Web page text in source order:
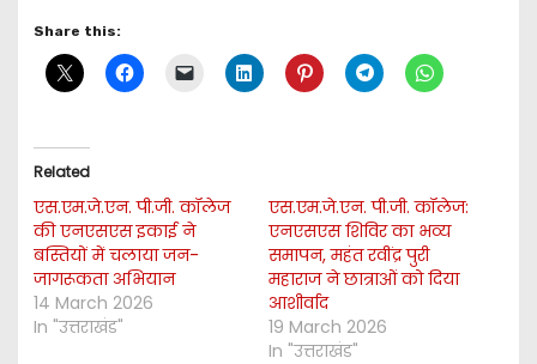
Share this:
Related
एस.एम.जे.एन. पी.जी. कॉलेज
की एनएसएस इकाई ने
बस्तियों में चलाया जन-
जागरूकता अभियान
14 March 2026
In "उत्तराखंड"
एस.एम.जे.एन. पी.जी. कॉलेज:
एनएसएस शिविर का भव्य
समापन, महंत रवींद्र पुरी
महाराज ने छात्राओं को दिया
आशीर्वाद
19 March 2026
In "उत्तराखंड"